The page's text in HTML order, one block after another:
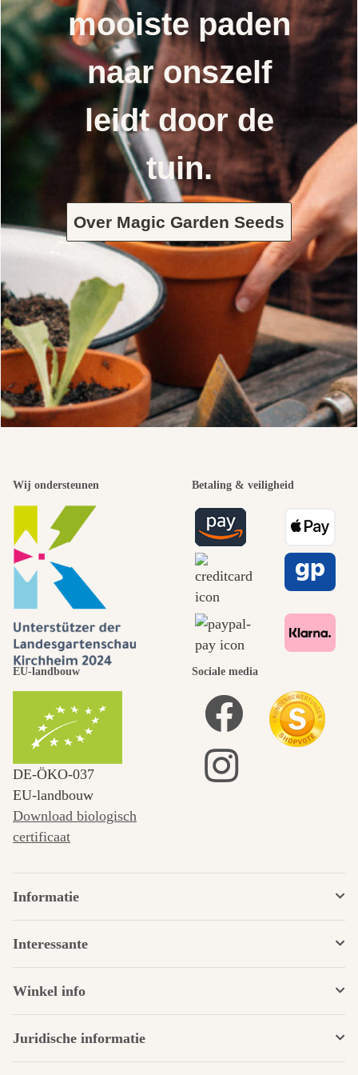
mooiste paden
naar onszelf
leidt door de
tuin.
Over Magic Garden Seeds
Wij ondersteunen Betaling & veiligheid
EU-landbouw
DE‑ÖKO‑037
EU-landbouw
Download biologisch
certificaat
Sociale media
Informatie
Interessante
Winkel info
Juridische informatie